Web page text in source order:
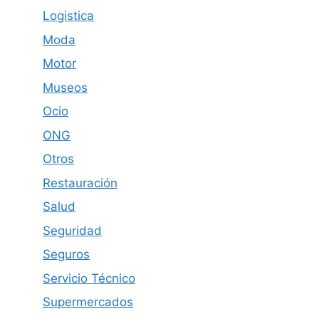
Logistica
Moda
Motor
Museos
Ocio
ONG
Otros
Restauración
Salud
Seguridad
Seguros
Servicio Técnico
Supermercados